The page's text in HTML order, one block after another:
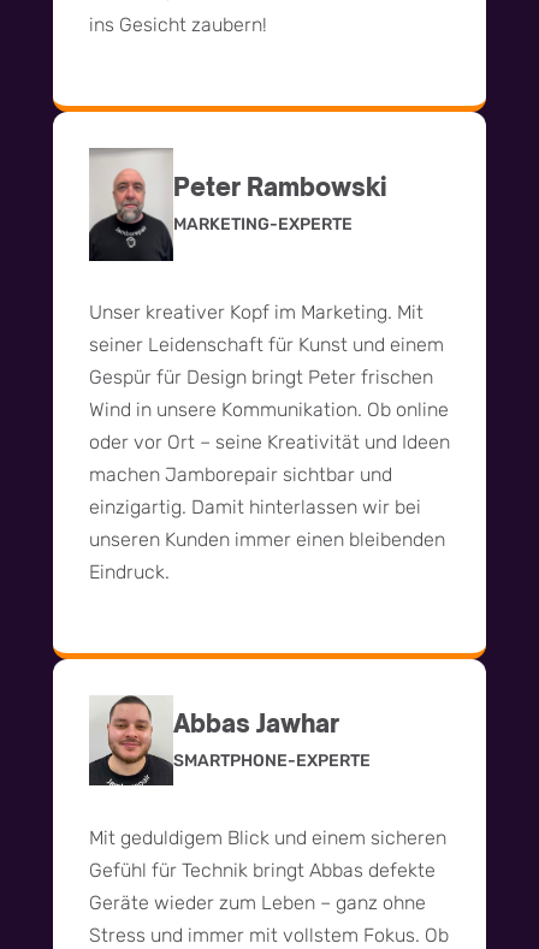
ins Gesicht zaubern!
Peter Rambowski
MARKETING-EXPERTE
Unser kreativer Kopf im Marketing. Mit
seiner Leidenschaft für Kunst und einem
Gespür für Design bringt Peter frischen
Wind in unsere Kommunikation. Ob online
oder vor Ort – seine Kreativität und Ideen
machen Jamborepair sichtbar und
einzigartig. Damit hinterlassen wir bei
unseren Kunden immer einen bleibenden
Eindruck.
Abbas Jawhar
SMARTPHONE-EXPERTE
Mit geduldigem Blick und einem sicheren
Gefühl für Technik bringt Abbas defekte
Geräte wieder zum Leben – ganz ohne
Stress und immer mit vollstem Fokus. Ob